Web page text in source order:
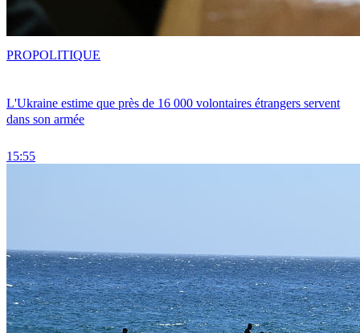
L'Ukraine estime que près de 16 000 volontaires étrangers servent
dans son armée
15:55
PROPOLITIQUE